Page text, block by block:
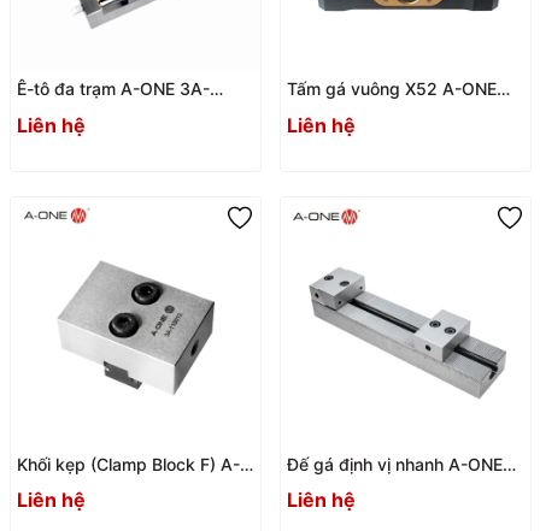
Ê-tô đa trạm A-ONE 3A-
vise
Liên hệ
Tấm gá vuông X52 A-ONE
Zero-Point
Liên hệ
Khối kẹp (Clamp Block F) A-
ONE 3A-110013
Liên hệ
Đế gá định vị nhanh A-ONE
3A-110011
Liên hệ